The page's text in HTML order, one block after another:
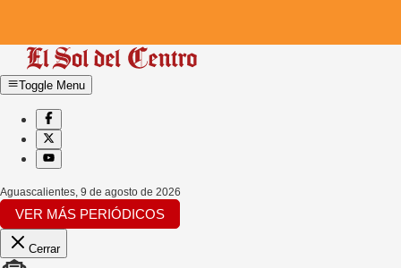
Toggle Menu
Aguascalientes, 9 de agosto de 2026
VER MÁS PERIÓDICOS
Cerrar